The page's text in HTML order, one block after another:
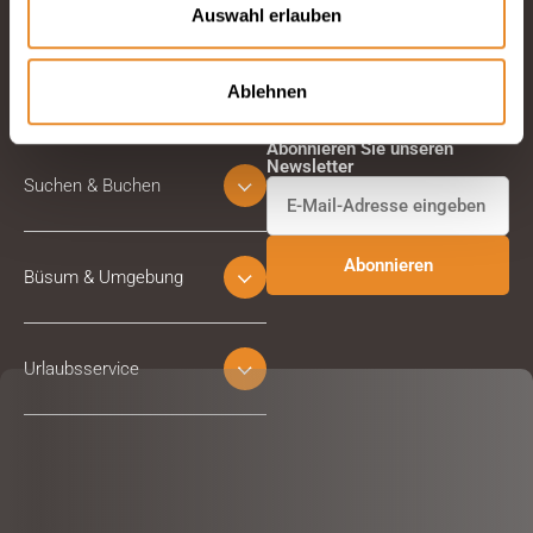
Auswahl erlauben
Ablehnen
Suchen & Buchen
Büsum & Umgebung
Urlaubsservice
Abonnieren Sie unseren
Newsletter